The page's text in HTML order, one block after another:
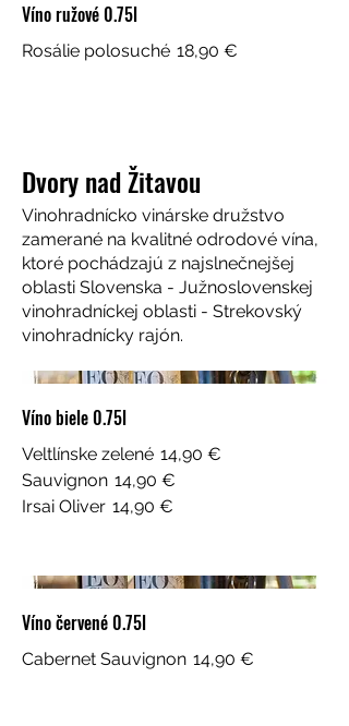
Víno ružové 0.75l
Rosálie polosuché 18,90 €
Dvory nad Žitavou
Vinohradnícko vinárske družstvo
zamerané na kvalitné odrodové vína,
ktoré pochádzajú z najslnečnejšej
oblasti Slovenska - Južnoslovenskej
vinohradníckej oblasti - Strekovský
vinohradnícky rajón.
Víno biele 0.75l
Veltlínske zelené 14,90 €
Sauvignon 14,90 €
Irsai Oliver 14,90 €
Víno červené 0.75l
Cabernet Sauvignon 14,90 €